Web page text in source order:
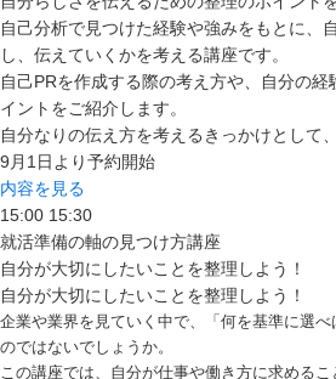
自己分析で見つけた経験や強みをもとに、
し、伝えていくかを考える講座です。
自己PRを作成する際の考え方や、自分の
イントをご紹介します。
自分なりの伝え方を考えるきっかけとして
9月1日より予約開始
内容を見る
15:00 15:30
就活準備の軸の見つけ方講座
自分が大切にしたいことを整理しよう！
自分が大切にしたいことを整理しよう！
企業や業界を見ていく中で、「何を基準に選
のではないでしょうか。
この講座では、自分が仕事や働き方に求める